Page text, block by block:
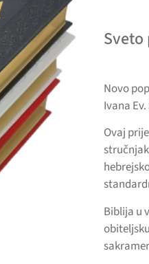
Sveto
Novo
Ivana
Ovaj
Biblija u